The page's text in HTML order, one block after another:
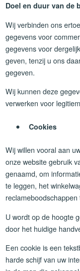
Doel en duur van de
Wij verbinden ons
gegevens voor
gegevens voor
geven, tenzij u ons
gegeven.
Wij kunnen deze
verwerken voor
Cookies
Wij willen vooral aan
onze website gebruik
genaamd, om
te leggen, het
U wordt op de hoogte
door het huidige
Een cookie is een
harde schijf van uw